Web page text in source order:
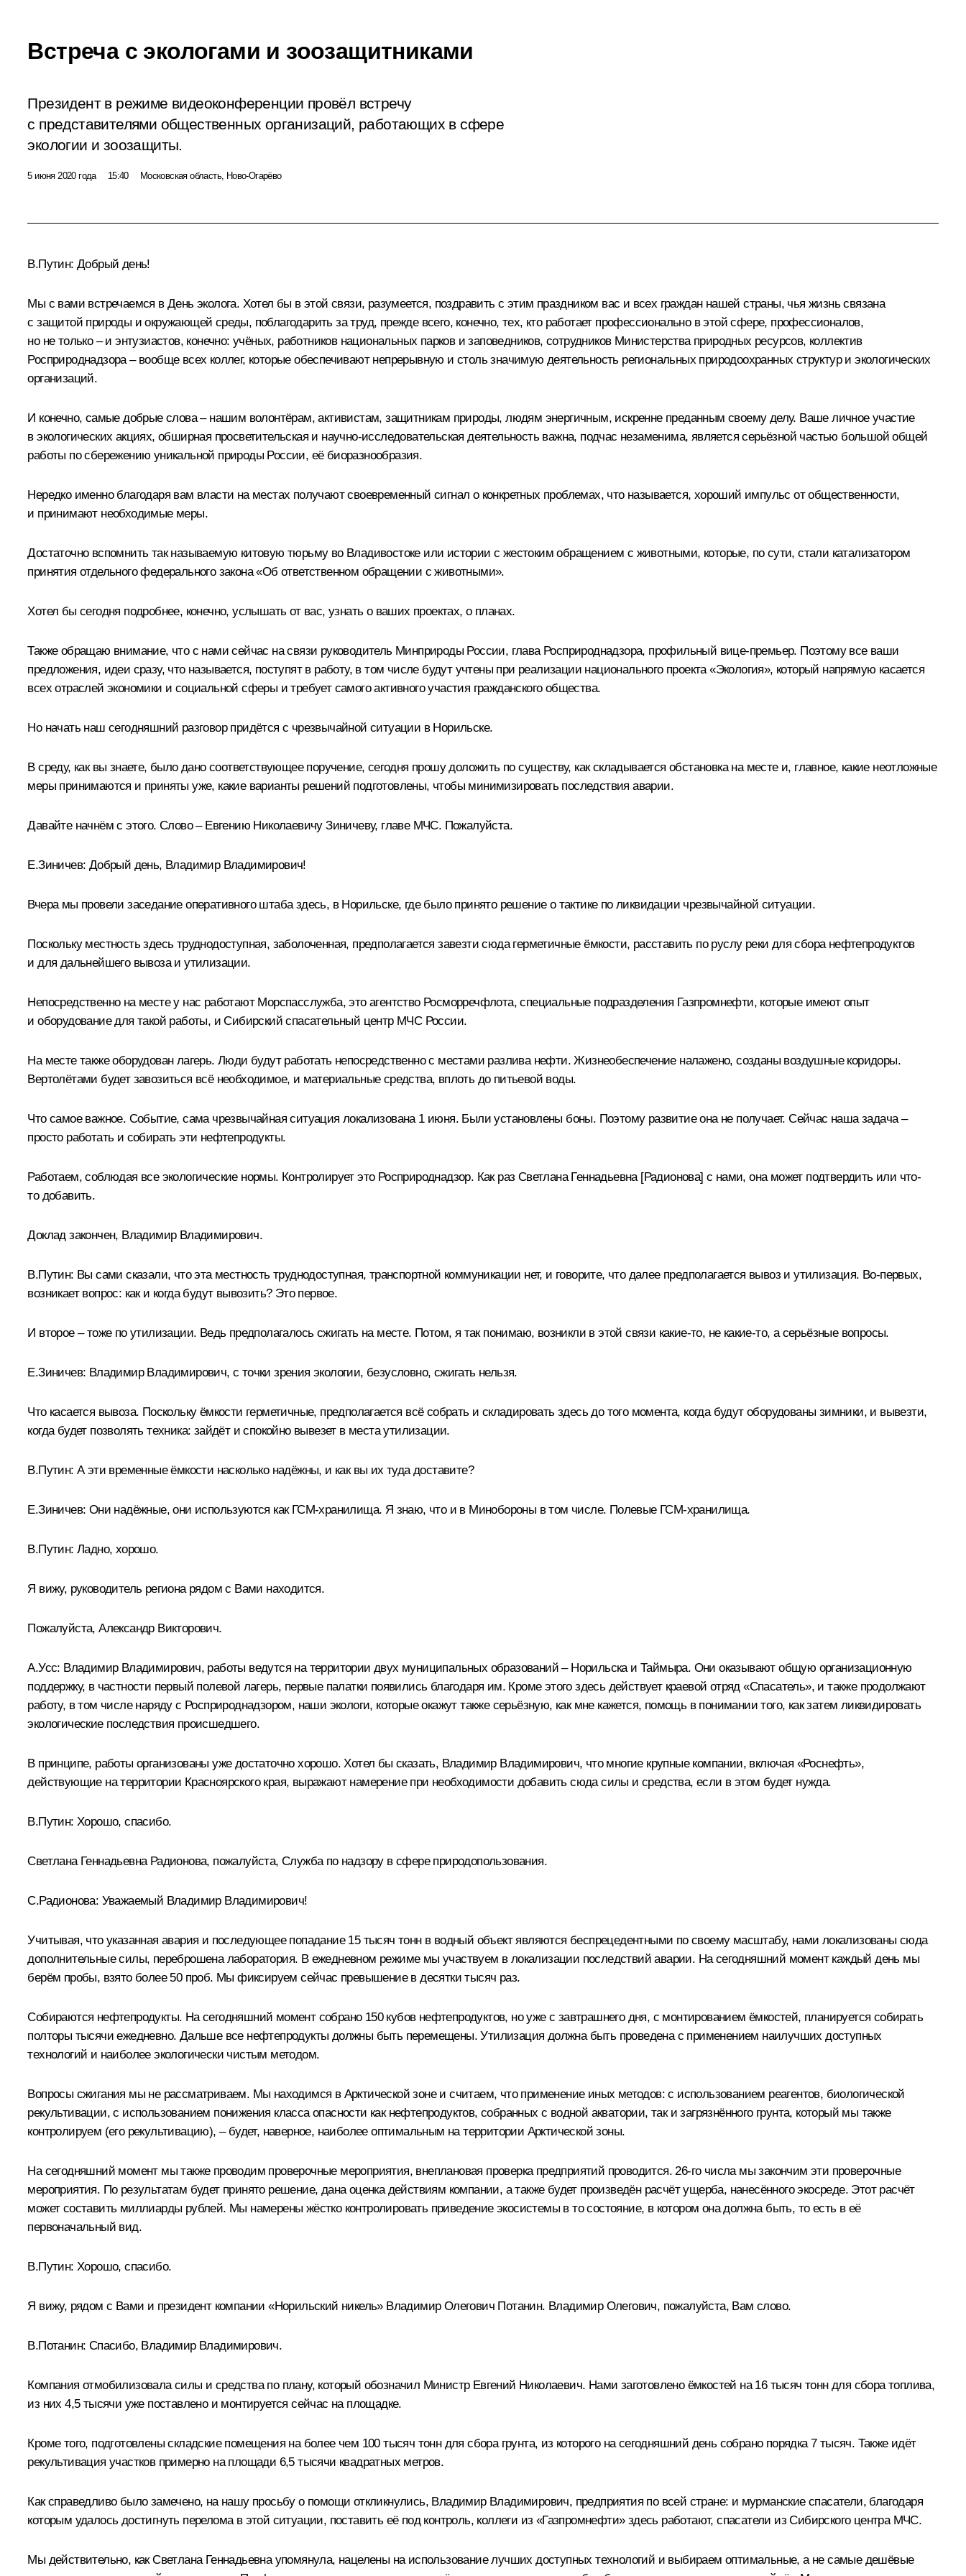
Встреча с экологами и зоозащитниками
Президент в режиме видеоконференции провёл встречу
с представителями общественных организаций, работающих в сфере
экологии и зоозащиты.
5 июня 2020 года 15:40 Московская область, Ново-Огарёво
В.Путин: Добрый день!
Мы с вами встречаемся в День эколога. Хотел бы в этой связи, разумеется, поздравить с этим праздником вас и всех граждан нашей страны, чья жизнь связана
с защитой природы и окружающей среды, поблагодарить за труд, прежде всего, конечно, тех, кто работает профессионально в этой сфере, профессионалов,
но не только – и энтузиастов, конечно: учёных, работников национальных парков и заповедников, сотрудников Министерства природных ресурсов, коллектив
Росприроднадзора – вообще всех коллег, которые обеспечивают непрерывную и столь значимую деятельность региональных природоохранных структур и экологических
организаций.
И конечно, самые добрые слова – нашим волонтёрам, активистам, защитникам природы, людям энергичным, искренне преданным своему делу. Ваше личное участие
в экологических акциях, обширная просветительская и научно-исследовательская деятельность важна, подчас незаменима, является серьёзной частью большой общей
работы по сбережению уникальной природы России, её биоразнообразия.
Нередко именно благодаря вам власти на местах получают своевременный сигнал о конкретных проблемах, что называется, хороший импульс от общественности,
и принимают необходимые меры.
Достаточно вспомнить так называемую китовую тюрьму во Владивостоке или истории с жестоким обращением с животными, которые, по сути, стали катализатором
принятия отдельного федерального закона «Об ответственном обращении с животными».
Хотел бы сегодня подробнее, конечно, услышать от вас, узнать о ваших проектах, о планах.
Также обращаю внимание, что с нами сейчас на связи руководитель Минприроды России, глава Росприроднадзора, профильный вице-премьер. Поэтому все ваши
предложения, идеи сразу, что называется, поступят в работу, в том числе будут учтены при реализации национального проекта «Экология», который напрямую касается
всех отраслей экономики и социальной сферы и требует самого активного участия гражданского общества.
Но начать наш сегодняшний разговор придётся с чрезвычайной ситуации в Норильске.
В среду, как вы знаете, было дано соответствующее поручение, сегодня прошу доложить по существу, как складывается обстановка на месте и, главное, какие неотложные
меры принимаются и приняты уже, какие варианты решений подготовлены, чтобы минимизировать последствия аварии.
Давайте начнём с этого. Слово – Евгению Николаевичу Зиничеву, главе МЧС. Пожалуйста.
Е.Зиничев: Добрый день, Владимир Владимирович!
Вчера мы провели заседание оперативного штаба здесь, в Норильске, где было принято решение о тактике по ликвидации чрезвычайной ситуации.
Поскольку местность здесь труднодоступная, заболоченная, предполагается завезти сюда герметичные ёмкости, расставить по руслу реки для сбора нефтепродуктов
и для дальнейшего вывоза и утилизации.
Непосредственно на месте у нас работают Морспасслужба, это агентство Росморречфлота, специальные подразделения Газпромнефти, которые имеют опыт
и оборудование для такой работы, и Сибирский спасательный центр МЧС России.
На месте также оборудован лагерь. Люди будут работать непосредственно с местами разлива нефти. Жизнеобеспечение налажено, созданы воздушные коридоры.
Вертолётами будет завозиться всё необходимое, и материальные средства, вплоть до питьевой воды.
Что самое важное. Событие, сама чрезвычайная ситуация локализована 1 июня. Были установлены боны. Поэтому развитие она не получает. Сейчас наша задача –
просто работать и собирать эти нефтепродукты.
Работаем, соблюдая все экологические нормы. Контролирует это Росприроднадзор. Как раз Светлана Геннадьевна [Радионова] с нами, она может подтвердить или что-
то добавить.
Доклад закончен, Владимир Владимирович.
В.Путин: Вы сами сказали, что эта местность труднодоступная, транспортной коммуникации нет, и говорите, что далее предполагается вывоз и утилизация. Во-первых,
возникает вопрос: как и когда будут вывозить? Это первое.
И второе – тоже по утилизации. Ведь предполагалось сжигать на месте. Потом, я так понимаю, возникли в этой связи какие-то, не какие-то, а серьёзные вопросы.
Е.Зиничев: Владимир Владимирович, с точки зрения экологии, безусловно, сжигать нельзя.
Что касается вывоза. Поскольку ёмкости герметичные, предполагается всё собрать и складировать здесь до того момента, когда будут оборудованы зимники, и вывезти,
когда будет позволять техника: зайдёт и спокойно вывезет в места утилизации.
В.Путин: А эти временные ёмкости насколько надёжны, и как вы их туда доставите?
Е.Зиничев: Они надёжные, они используются как ГСМ-хранилища. Я знаю, что и в Минобороны в том числе. Полевые ГСМ-хранилища.
В.Путин: Ладно, хорошо.
Я вижу, руководитель региона рядом с Вами находится.
Пожалуйста, Александр Викторович.
А.Усс: Владимир Владимирович, работы ведутся на территории двух муниципальных образований – Норильска и Таймыра. Они оказывают общую организационную
поддержку, в частности первый полевой лагерь, первые палатки появились благодаря им. Кроме этого здесь действует краевой отряд «Спасатель», и также продолжают
работу, в том числе наряду с Росприроднадзором, наши экологи, которые окажут также серьёзную, как мне кажется, помощь в понимании того, как затем ликвидировать
экологические последствия происшедшего.
В принципе, работы организованы уже достаточно хорошо. Хотел бы сказать, Владимир Владимирович, что многие крупные компании, включая «Роснефть»,
действующие на территории Красноярского края, выражают намерение при необходимости добавить сюда силы и средства, если в этом будет нужда.
В.Путин: Хорошо, спасибо.
Светлана Геннадьевна Радионова, пожалуйста, Служба по надзору в сфере природопользования.
С.Радионова: Уважаемый Владимир Владимирович!
Учитывая, что указанная авария и последующее попадание 15 тысяч тонн в водный объект являются беспрецедентными по своему масштабу, нами локализованы сюда
дополнительные силы, переброшена лаборатория. В ежедневном режиме мы участвуем в локализации последствий аварии. На сегодняшний момент каждый день мы
берём пробы, взято более 50 проб. Мы фиксируем сейчас превышение в десятки тысяч раз.
Собираются нефтепродукты. На сегодняшний момент собрано 150 кубов нефтепродуктов, но уже с завтрашнего дня, с монтированием ёмкостей, планируется собирать
полторы тысячи ежедневно. Дальше все нефтепродукты должны быть перемещены. Утилизация должна быть проведена с применением наилучших доступных
технологий и наиболее экологически чистым методом.
Вопросы сжигания мы не рассматриваем. Мы находимся в Арктической зоне и считаем, что применение иных методов: с использованием реагентов, биологической
рекультивации, с использованием понижения класса опасности как нефтепродуктов, собранных с водной акватории, так и загрязнённого грунта, который мы также
контролируем (его рекультивацию), – будет, наверное, наиболее оптимальным на территории Арктической зоны.
На сегодняшний момент мы также проводим проверочные мероприятия, внеплановая проверка предприятий проводится. 26-го числа мы закончим эти проверочные
мероприятия. По результатам будет принято решение, дана оценка действиям компании, а также будет произведён расчёт ущерба, нанесённого экосреде. Этот расчёт
может составить миллиарды рублей. Мы намерены жёстко контролировать приведение экосистемы в то состояние, в котором она должна быть, то есть в её
первоначальный вид.
В.Путин: Хорошо, спасибо.
Я вижу, рядом с Вами и президент компании «Норильский никель» Владимир Олегович Потанин. Владимир Олегович, пожалуйста, Вам слово.
В.Потанин: Спасибо, Владимир Владимирович.
Компания отмобилизовала силы и средства по плану, который обозначил Министр Евгений Николаевич. Нами заготовлено ёмкостей на 16 тысяч тонн для сбора топлива,
из них 4,5 тысячи уже поставлено и монтируется сейчас на площадке.
Кроме того, подготовлены складские помещения на более чем 100 тысяч тонн для сбора грунта, из которого на сегодняшний день собрано порядка 7 тысяч. Также идёт
рекультивация участков примерно на площади 6,5 тысячи квадратных метров.
Как справедливо было замечено, на нашу просьбу о помощи откликнулись, Владимир Владимирович, предприятия по всей стране: и мурманские спасатели, благодаря
которым удалось достигнуть перелома в этой ситуации, поставить её под контроль, коллеги из «Газпромнефти» здесь работают, спасатели из Сибирского центра МЧС.
Мы действительно, как Светлана Геннадьевна упомянула, нацелены на использование лучших доступных технологий и выбираем оптимальные, а не самые дешёвые